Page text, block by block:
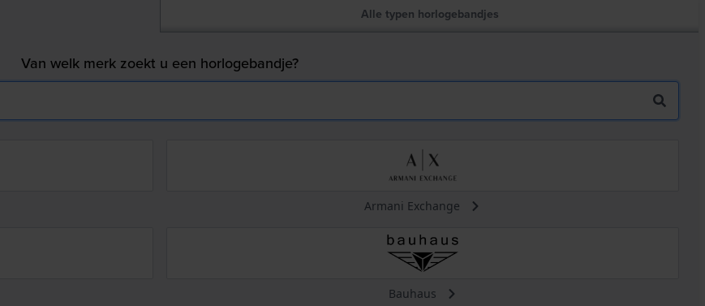
Alle typen horlogebandjes
Van welk merk zoekt u een horlogebandje?
Armani Exchange
Bauhaus